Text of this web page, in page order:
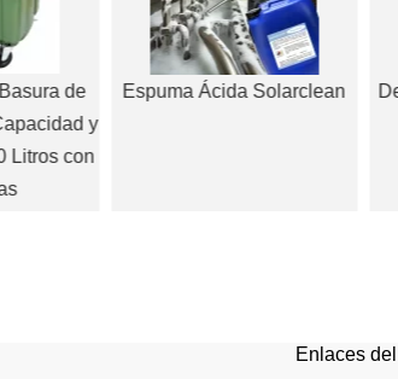
de
y
Litros con
Espuma Ácida Solarclean
Enlaces